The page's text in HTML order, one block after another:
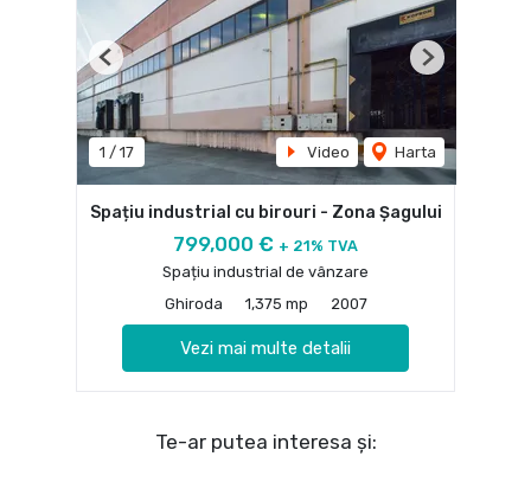
1 / 17 Video Harta
Previous Next
Spațiu industrial cu birouri - Zona Șagului
799,000 € + 21% TVA
Spațiu industrial de vânzare
Ghiroda
1,375 mp 2007
Vezi mai multe detalii
Te-ar putea interesa și: